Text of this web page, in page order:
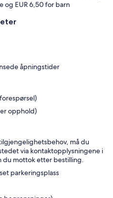
og EUR 6,50 for barn
åpningstider
opphold)
må du
via kontaktopplysningene i
du mottok etter bestilling.
parkeringsplass